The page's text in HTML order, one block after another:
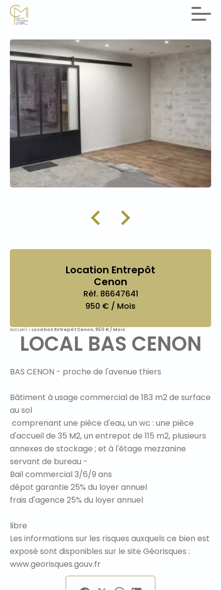
Location Entrepôt
Cenon
Réf. 86647641
950 € / Mois
Accueil Location Entrepôt Cenon, 950 € / Mois
LOCAL BAS CENON
BAS CENON - proche de l'avenue thiers
Bâtiment à usage commercial de 183 m2 de surface
au sol
comprenant une pièce d'eau, un wc : une pièce
d'accueil de 35 M2, un entrepot de 115 m2, plusieurs
annexes de stockage ; et à l'étage mezzanine
servant de bureau -
Bail commercial 3/6/9 ans
dépot garantie 25% du loyer annuel
frais d'agence 25% du loyer annuel
libre
Les informations sur les risques auxquels ce bien est
exposé sont disponibles sur le site Géorisques :
www.georisques.gouv.fr